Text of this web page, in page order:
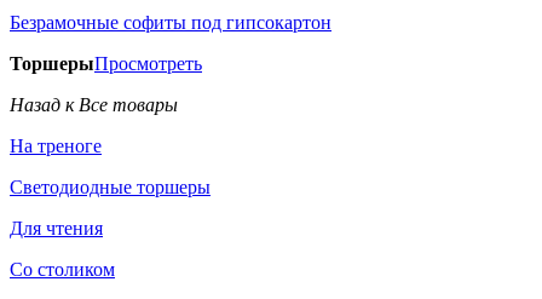
Безрамочные софиты под гипсокартон
ТоршерыПросмотреть
Назад к Все товары
На треноге
Светодиодные торшеры
Для чтения
Со столиком